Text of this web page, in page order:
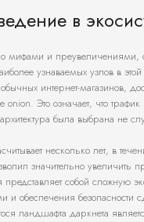
в
мифами и преувеличениями,
узнаваемых узлов в
интернет-магазинов,
onion. Это означает, что
архитектура была выбрана не
несколько лет, в
значительно увеличить
представляет собой
обеспечения безопасности
ландшафта даркнета